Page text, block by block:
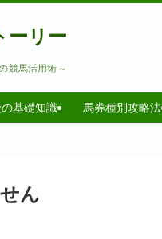
ーリー
競馬活用術～
基礎知識 馬券種別攻略法
ん